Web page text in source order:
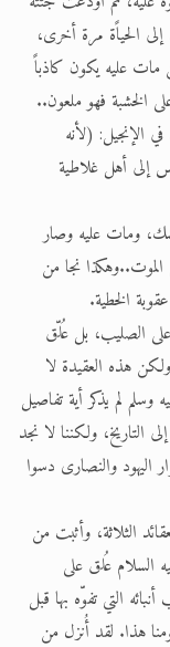
الحياًة مرة أخرى،
عليه يكون كاذباً
الخشبة فهو ملعون..
وما ورد في الإنجيل: (لأنه
أهل غلاطية
ومات عليه وصار
نجا من
الخطية.
على الصليب، بل عُلّق
هذه العقيدة لا
لم يذكر أية تفاصيل
التاريخ، ولكننا لا نجد
والنصارى دسوا
الثلاثة، وأثبت من
السلام عُلق على
التي تفوّه بها قبل
هذا. لقد أُنزل من